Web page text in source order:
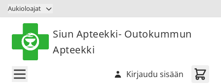
Siirry sisältöön
Aukioloajat
Siun Apteekki- Outokummun
Apteekki
Kirjaudu sisään